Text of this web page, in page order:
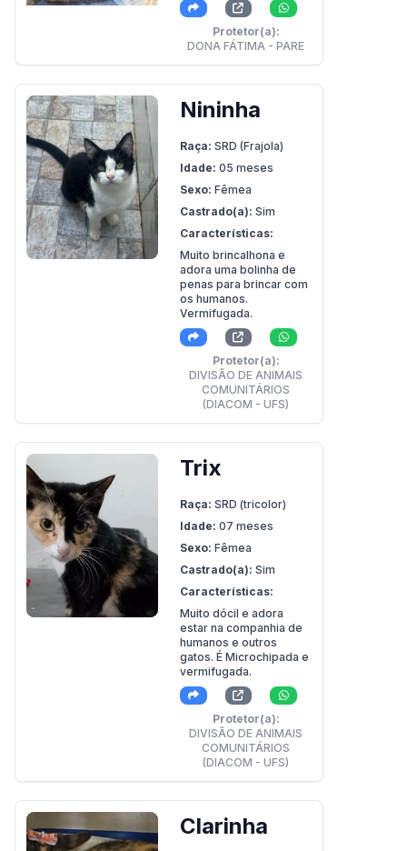
Protetor(a):
DONA FÁTIMA - PARE
Nininha
Raça: SRD (Frajola)
Idade: 05 meses
Sexo: Fêmea
Castrado(a): Sim
Características:
Muito brincalhona e
adora uma bolinha de
penas para brincar com
os humanos.
Vermifugada.
Protetor(a):
DIVISÃO DE ANIMAIS
COMUNITÁRIOS
(DIACOM - UFS)
Trix
Raça: SRD (tricolor)
Idade: 07 meses
Sexo: Fêmea
Castrado(a): Sim
Características:
Muito dócil e adora
estar na companhia de
humanos e outros
gatos. É Microchipada e
vermifugada.
Protetor(a):
DIVISÃO DE ANIMAIS
COMUNITÁRIOS
(DIACOM - UFS)
Clarinha